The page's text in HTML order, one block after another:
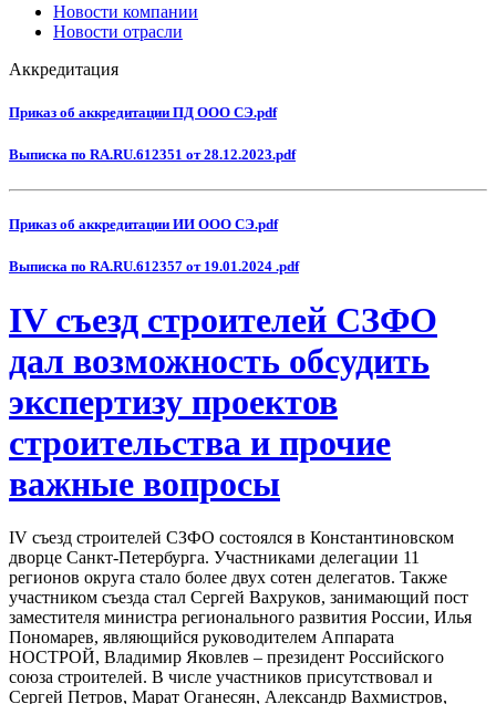
Новости компании
Новости отрасли
Аккредитация
Приказ об аккредитации ПД ООО СЭ.pdf
Выписка по RA.RU.612351 от 28.12.2023.pdf
Приказ об аккредитации ИИ ООО СЭ.pdf
Выписка по RA.RU.612357 от 19.01.2024 .pdf
IV съезд строителей СЗФО
дал возможность обсудить
экспертизу проектов
строительства и прочие
важные вопросы
IV съезд строителей СЗФО состоялся в Константиновском
дворце Санкт-Петербурга. Участниками делегации 11
регионов округа стало более двух сотен делегатов. Также
участником съезда стал Сергей Вахруков, занимающий пост
заместителя министра регионального развития России, Илья
Пономарев, являющийся руководителем Аппарата
НОСТРОЙ, Владимир Яковлев – президент Российского
союза строителей. В числе участников присутствовал и
Сергей Петров, Марат Оганесян, Александр Вахмистров,